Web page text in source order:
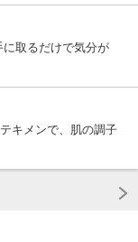
取るだけで気分が
キメンで、肌の調子